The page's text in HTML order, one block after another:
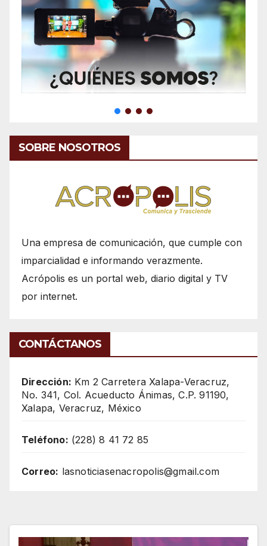
SOBRE NOSOTROS
Una empresa de comunicación, que cumple con
imparcialidad e informando verazmente.
Acrópolis es un portal web, diario digital y TV
por internet.
CONTÁCTANOS
Dirección: Km 2 Carretera Xalapa-Veracruz,
No. 341, Col. Acueducto Ánimas, C.P. 91190,
Xalapa, Veracruz, México
Teléfono: (228) 8 41 72 85
Correo: lasnoticiasenacropolis@gmail.com